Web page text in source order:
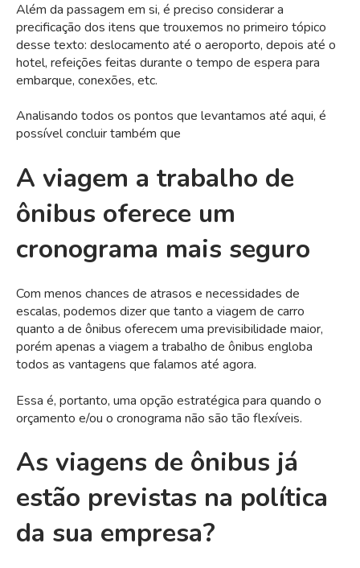
Além da passagem em si, é preciso considerar a
precificação dos itens que trouxemos no primeiro tópico
desse texto: deslocamento até o aeroporto, depois até o
hotel, refeições feitas durante o tempo de espera para
embarque, conexões, etc.
Analisando todos os pontos que levantamos até aqui, é
possível concluir também que
A viagem a trabalho de
ônibus oferece um
cronograma mais seguro
Com menos chances de atrasos e necessidades de
escalas, podemos dizer que tanto a viagem de carro
quanto a de ônibus oferecem uma previsibilidade maior,
porém apenas a viagem a trabalho de ônibus engloba
todos as vantagens que falamos até agora.
Essa é, portanto, uma opção estratégica para quando o
orçamento e/ou o cronograma não são tão flexíveis.
As viagens de ônibus já
estão previstas na política
da sua empresa?